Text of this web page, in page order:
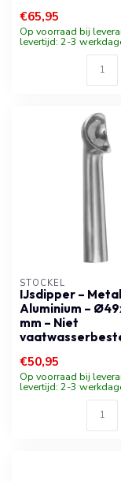
€65,95
Op voorraad bij
levertijd: 2-3
STÖCKEL
IJsdipper –
Aluminium –
mm – Niet
€50,95
Op voorraad bij
levertijd: 2-3